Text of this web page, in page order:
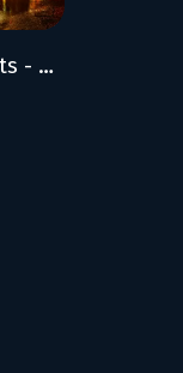
Gotham Knights - Deluxe Edition